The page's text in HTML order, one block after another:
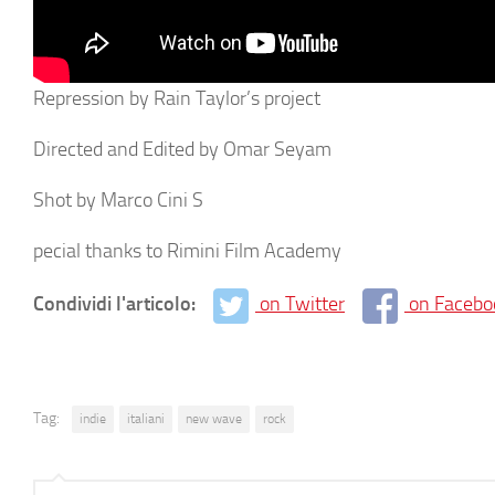
Repression by Rain Taylor’s project
Directed and Edited by Omar Seyam
Shot by Marco Cini S
pecial thanks to Rimini Film Academy
Condividi l'articolo: on Twitter on
Tag: indie italiani new wave rock